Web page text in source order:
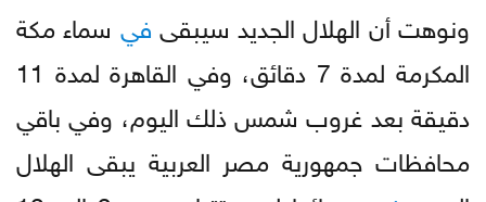
ونوهت أن الهلال الجديد سيبقىفي سماء مكة
المكرمة لمدة 7 دقائق، وفي القاهرة لمدة 11
دقيقة بعد غروب شمس ذلك اليوم، وفي باقي
محافظات جمهورية مصر العربية يبقى الهلال